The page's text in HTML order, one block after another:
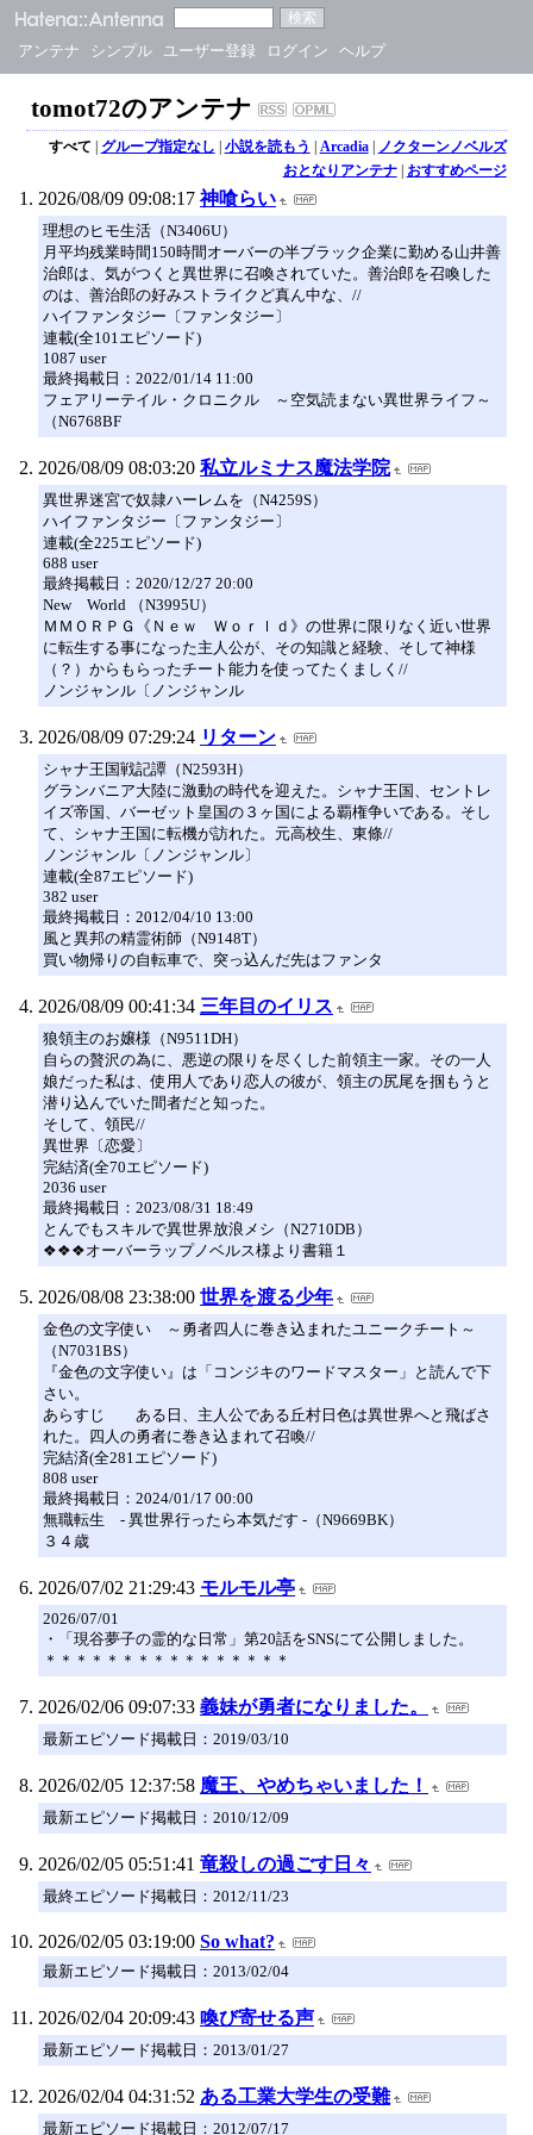
アンテナ シンプル ユーザー登録 ログイン ヘルプ
tomot72のアンテナ
すべて | グループ指定なし | 小説を読もう | Arcadia| ノクターンノベルズ
おとなりアンテナ| おすすめページ
2026/08/09 09:08:17 神喰らい
理想のヒモ生活（N3406U）
月平均残業時間150時間オーバーの半ブラック企業に勤める山井善
治郎は、気がつくと異世界に召喚されていた。善治郎を召喚した
のは、善治郎の好みストライクど真ん中な、//
ハイファンタジー〔ファンタジー〕
連載(全101エピソード)
1087 user
最終掲載日：2022/01/14 11:00
フェアリーテイル・クロニクル ～空気読まない異世界ライフ～
（N6768BF
2026/08/09 08:03:20 私立ルミナス魔法学院
異世界迷宮で奴隷ハーレムを（N4259S）
ハイファンタジー〔ファンタジー〕
連載(全225エピソード)
688 user
最終掲載日：2020/12/27 20:00
New World （N3995U）
ＭＭＯＲＰＧ《Ｎｅｗ Ｗｏｒｌｄ》の世界に限りなく近い世界
に転生する事になった主人公が、その知識と経験、そして神様
（？）からもらったチート能力を使ってたくましく//
ノンジャンル〔ノンジャンル
2026/08/09 07:29:24 リターン
シャナ王国戦記譚（N2593H）
グランバニア大陸に激動の時代を迎えた。シャナ王国、セントレ
イズ帝国、バーゼット皇国の３ヶ国による覇権争いである。そし
て、シャナ王国に転機が訪れた。元高校生、東條//
ノンジャンル〔ノンジャンル〕
連載(全87エピソード)
382 user
最終掲載日：2012/04/10 13:00
風と異邦の精霊術師（N9148T）
買い物帰りの自転車で、突っ込んだ先はファンタ
2026/08/09 00:41:34 三年目のイリス
狼領主のお嬢様（N9511DH）
自らの贅沢の為に、悪逆の限りを尽くした前領主一家。その一人
娘だった私は、使用人であり恋人の彼が、領主の尻尾を掴もうと
潜り込んでいた間者だと知った。
そして、領民//
異世界〔恋愛〕
完結済(全70エピソード)
2036 user
最終掲載日：2023/08/31 18:49
とんでもスキルで異世界放浪メシ（N2710DB）
❖❖❖オーバーラップノベルス様より書籍１
2026/08/08 23:38:00 世界を渡る少年
金色の文字使い ～勇者四人に巻き込まれたユニークチート～
（N7031BS）
『金色の文字使い』は「コンジキのワードマスター」と読んで下
さい。
あらすじ ある日、主人公である丘村日色は異世界へと飛ばさ
れた。四人の勇者に巻き込まれて召喚//
完結済(全281エピソード)
808 user
最終掲載日：2024/01/17 00:00
無職転生 - 異世界行ったら本気だす -（N9669BK）
３４歳
2026/07/02 21:29:43 モルモル亭
2026/07/01
・「現谷夢子の霊的な日常」第20話をSNSにて公開しました。
＊＊＊＊＊＊＊＊＊＊＊＊＊＊＊＊
2026/02/06 09:07:33 義妹が勇者になりました。
最新エピソード掲載日：2019/03/10
2026/02/05 12:37:58 魔王、やめちゃいました！
最新エピソード掲載日：2010/12/09
2026/02/05 05:51:41 竜殺しの過ごす日々
最終エピソード掲載日：2012/11/23
2026/02/05 03:19:00 So what?
最新エピソード掲載日：2013/02/04
2026/02/04 20:09:43 喚び寄せる声
最新エピソード掲載日：2013/01/27
2026/02/04 04:31:52 ある工業大学生の受難
最新エピソード掲載日：2012/07/17